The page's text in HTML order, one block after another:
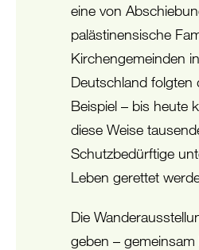
eine von
palästinensische
Kirchengemeinden
Deutschland folgten
Beispiel – bis heute
diese Weise
Schutzbedürftige
Leben gerettet
Die
geben – gemeinsam